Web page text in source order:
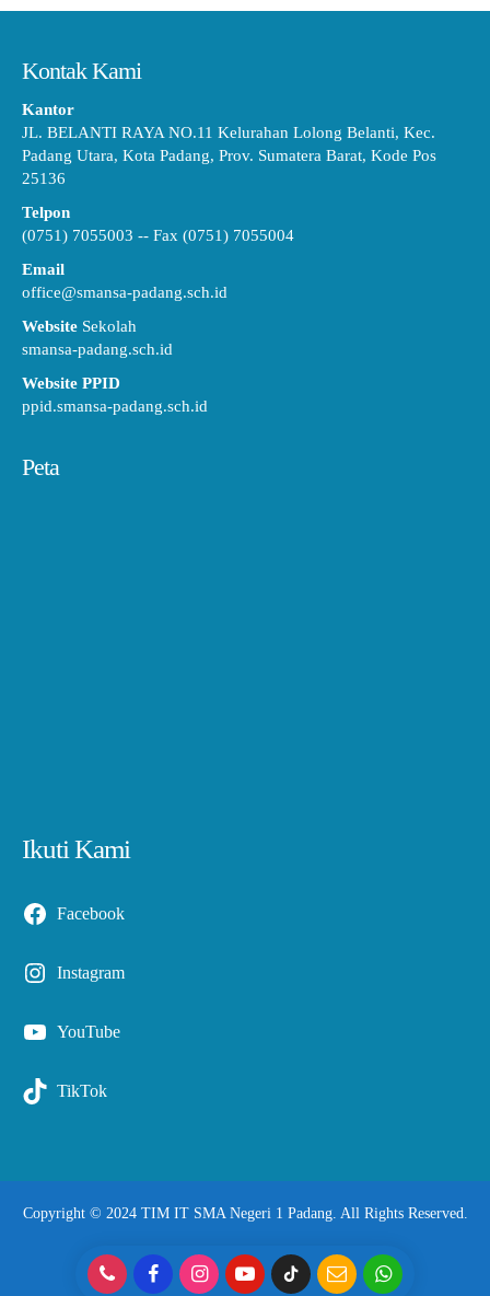
Kontak Kami
Kantor
JL. BELANTI RAYA NO.11 Kelurahan Lolong Belanti, Kec.
Padang Utara, Kota Padang, Prov. Sumatera Barat, Kode Pos
25136
Telpon
(0751) 7055003 -- Fax (0751) 7055004
Email
office@smansa-padang.sch.id
Website Sekolah
smansa-padang.sch.id
Website PPID
ppid.smansa-padang.sch.id
Peta
Ikuti Kami
Facebook
Instagram
YouTube
TikTok
Copyright © 2024 TIM IT SMA Negeri 1 Padang. All Rights Reserved.